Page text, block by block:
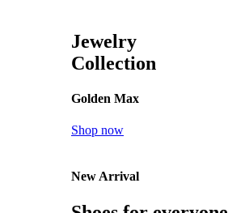
Jewelry
Collection
Golden Max
Shop now
New Arrival